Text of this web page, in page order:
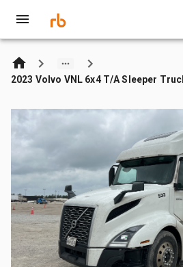
2023 Volvo VNL 6x4 T/A Sleeper